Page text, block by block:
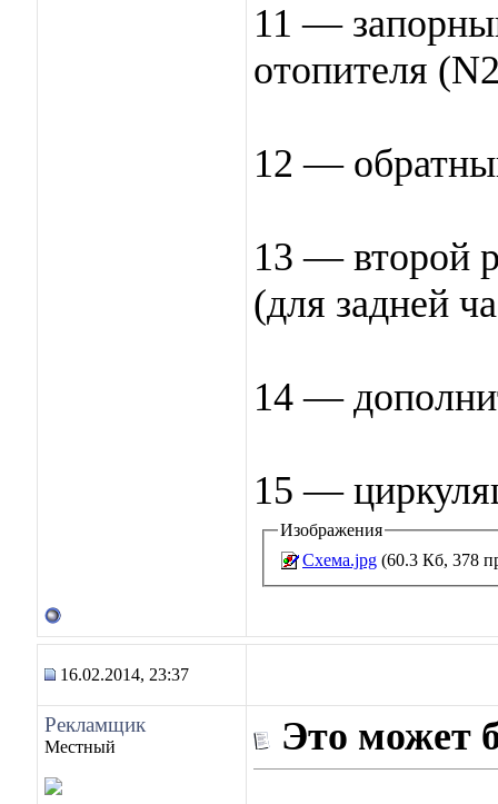
11 —
отопителя
12 —
13 — второй
(для задней
14 —
15 —
Изображения
Схема.jpg (60.3 Кб, 378
16.02.2014, 23:37
Рекламщик
Местный Это может